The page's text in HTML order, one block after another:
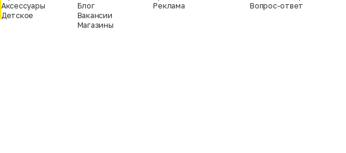
Аксессуары
Детское
Блог
Вакансии
Магазины
Реклама
Вопрос-ответ